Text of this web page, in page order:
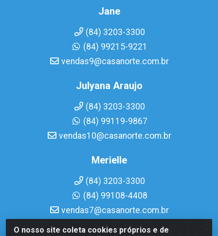
O nosso site coleta cookies próprios e de
Jane
(84) 3203-3300
(84) 99215-9221
vendas9@casanorte.com.br
Julyana Araujo
(84) 3203-3300
(84) 99119-9867
vendas10@casanorte.com.br
Merielle
(84) 3203-3300
(84) 99108-4408
vendas7@casanorte.com.br